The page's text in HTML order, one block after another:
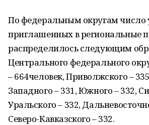
По федеральным округам число
приглашенных в региональные
распределилось следующим
Центрального федерального
– 664человек, Приволжского –
Западного – 331, Южного – 332,
Уральского – 332,
Северо-Кавказского – 332.